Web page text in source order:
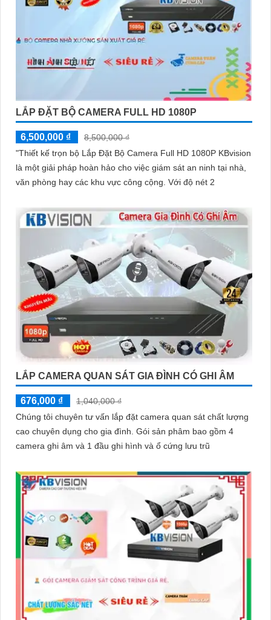
LẮP ĐẶT BỘ CAMERA FULL HD 1080P
6,500,000 ₫
8,500,000 ₫
"Thiết kế trọn bộ Lắp Đặt Bộ Camera Full HD 1080P KBvision
là một giải pháp hoàn hảo cho việc giám sát an ninh tại nhà,
văn phòng hay các khu vực công cộng. Với độ nét 2
LẮP CAMERA QUAN SÁT GIA ĐÌNH CÓ GHI ÂM
676,000 ₫
1,040,000 ₫
Chúng tôi chuyên tư vấn lắp đặt camera quan sát chất lượng
cao chuyên dụng cho gia đình. Gói sản phâm bao gồm 4
camera ghi âm và 1 đầu ghi hình và ổ cứng lưu trũ